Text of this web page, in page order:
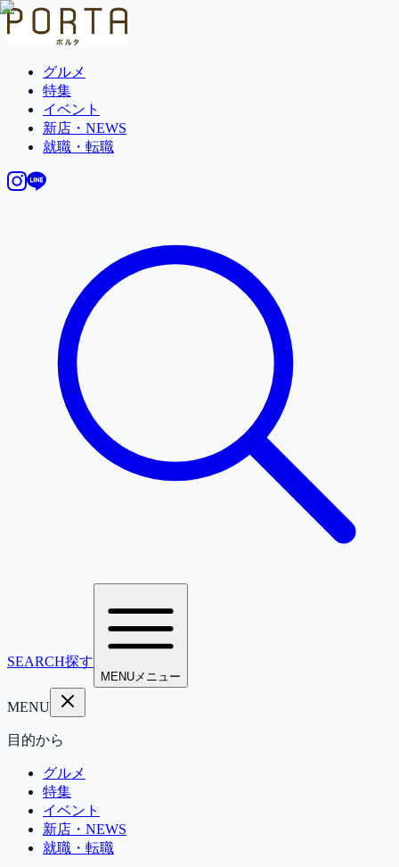
グルメ
特集
イベント
新店・NEWS
就職・転職
SEARCH探す
MENUメニュー
MENU
目的から
グルメ
特集
イベント
新店・NEWS
就職・転職